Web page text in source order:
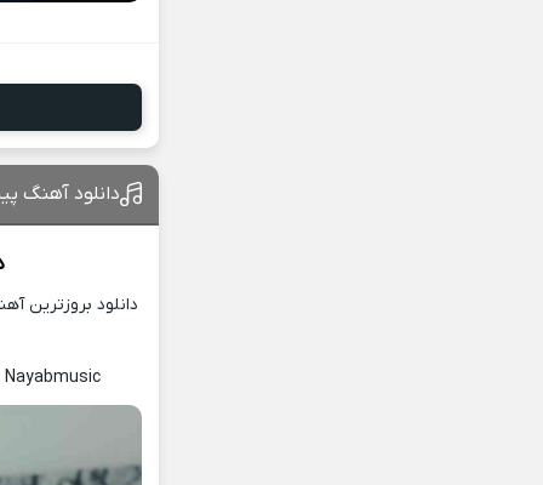
دانلود آهنگ
دانلود بروزترین
Nayabmusic